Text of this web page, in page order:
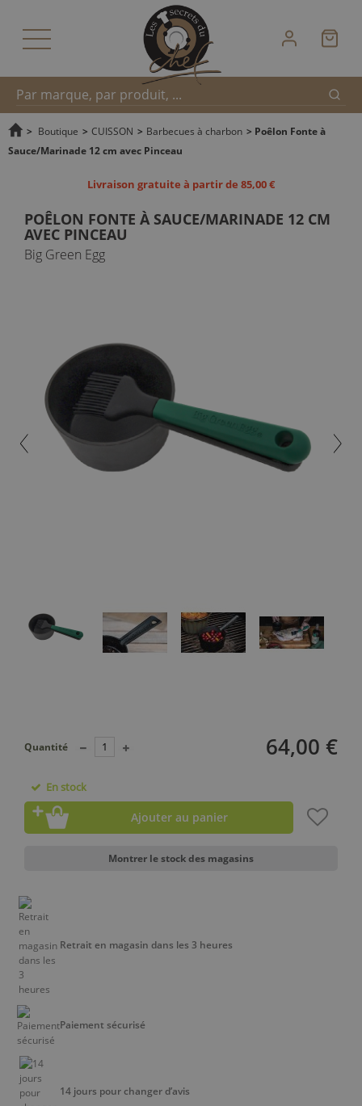
Recherche
> Boutique > CUISSON > Barbecues à charbon > Poêlon Fonte à
Sauce/Marinade 12 cm avec Pinceau
Livraison gratuite à partir de 85,00 €
POÊLON FONTE À SAUCE/MARINADE 12 CM
AVEC PINCEAU
Big Green Egg
64,00 €
Quantité
En stock
Ajouter au panier
Montrer le stock des magasins
Retrait en magasin dans les 3 heures
Paiement sécurisé
14 jours pour changer d’avis